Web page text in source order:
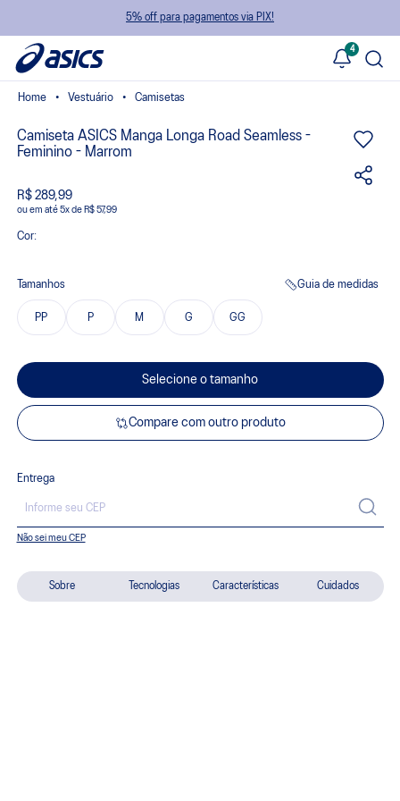
5% off para pagamentos via PIX!
4
Sobre Tecnologias Características Cuidados
Vestuário Camisetas
Camiseta ASICS Manga Longa Road Seamless -
Feminino - Marrom
R$ 289,99
ou 5xde R$ 57,99
Cor:
Tamanhos Guia de medidas
PP P M G GG
Selecione o tamanho
Compare com outro produto
Entrega
Não sei meu CEP